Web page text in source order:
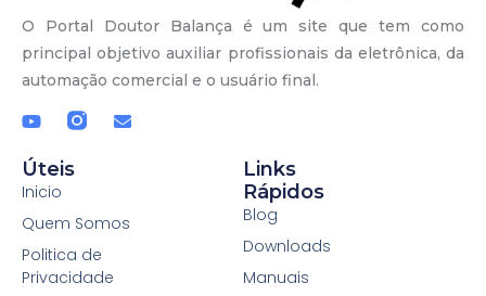
O Portal Doutor Balança é um site que tem como
principal objetivo auxiliar profissionais da eletrônica, da
automação comercial e o usuário final.
Úteis
Inicio
Quem Somos
Politica de
Privacidade
Links
Rápidos
Blog
Downloads
Manuais